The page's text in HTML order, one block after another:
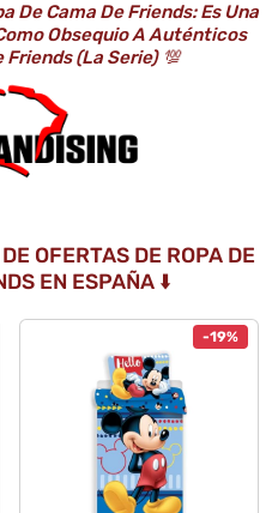
De Cama De Friends: Es Una
Obsequio A Auténticos
Friends (la Serie) 💯
OFERTAS DE ROPA DE
EN ESPAÑA ⬇️
-19%